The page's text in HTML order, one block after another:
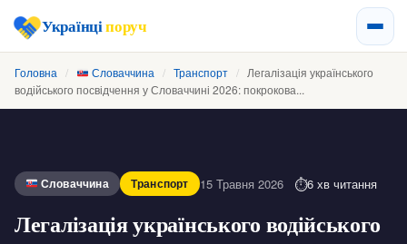
Українціпоруч
Головна / Словаччина / Транспорт /
Легалізація українського
водійського посвідчення у Словаччині 2026: покрокова...
Словаччина Транспорт 15 Травня 2026 6 хв читання
Легалізація українського водійського